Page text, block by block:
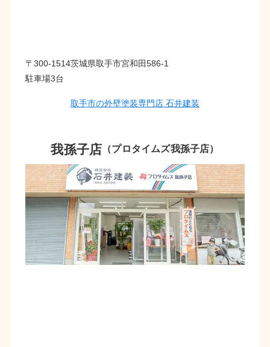
〒300-1514茨城県取手市宮和田586-1
駐車場3台
取手市の外壁塗装専門店 石井建装
我孫子店 （プロタイムズ我孫子店）